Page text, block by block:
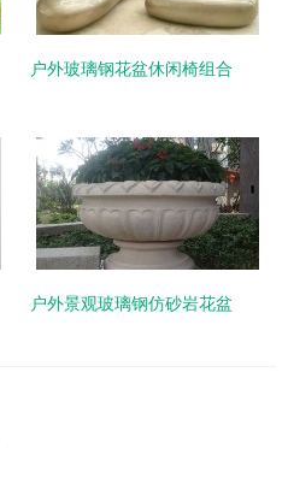
户外玻璃钢花盆休闲椅组合
户外景观玻璃钢仿砂岩花盆